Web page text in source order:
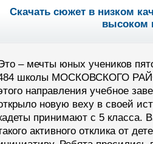
Скачать сюжет в низком
высоком
– мечты юных учеников
школы МОСКОВСКОГО
направления учебное
новую веху в своей
принимают с 5 класса.
активного отклика от